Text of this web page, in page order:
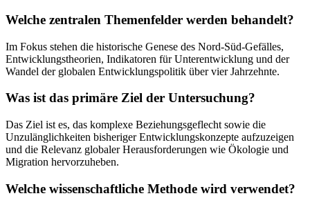
Welche zentralen Themenfelder werden behandelt?
Im Fokus stehen die historische Genese des Nord-Süd-Gefälles,
Entwicklungstheorien, Indikatoren für Unterentwicklung und der
Wandel der globalen Entwicklungspolitik über vier Jahrzehnte.
Was ist das primäre Ziel der Untersuchung?
Das Ziel ist es, das komplexe Beziehungsgeflecht sowie die
Unzulänglichkeiten bisheriger Entwicklungskonzepte aufzuzeigen
und die Relevanz globaler Herausforderungen wie Ökologie und
Migration hervorzuheben.
Welche wissenschaftliche Methode wird verwendet?